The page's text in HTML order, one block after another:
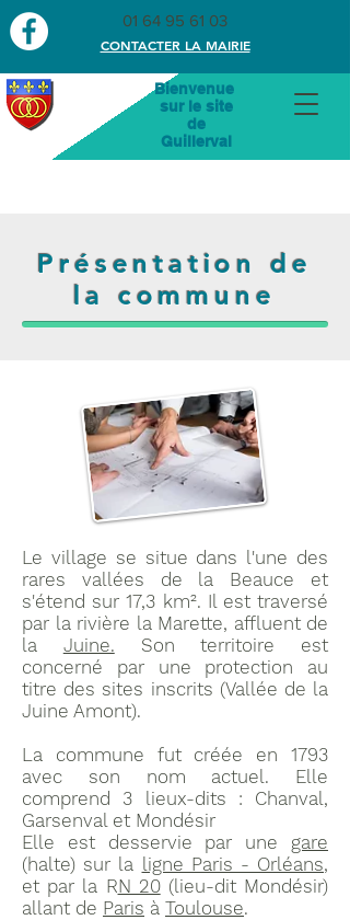
01 64 95 61 03
CONTACTER LA MAIRIE
Bienvenue
sur le site
de
Guillerval
Présentation de
la commune
Le village se situe dans l'une des
rares vallées de la Beauce et
s'étend sur 17,3 km². Il est traversé
par la rivière la Marette, affluent de
la Juine. Son territoire est
concerné par une protection au
titre des sites inscrits (Vallée de la
Juine Amont).
La commune fut créée en 1793
avec son nom actuel. Elle
comprend 3 lieux-dits : Chanval,
Garsenval et Mondésir
Elle est desservie par une gare
(halte) sur la ligne Paris - Orléans,
et par la RN 20(lieu-dit Mondésir)
allant de Paris à Toulouse.